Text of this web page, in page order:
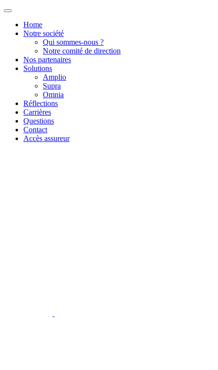
Home
Notre société
Qui sommes-nous ?
Notre comité de direction
Nos partenaires
Solutions
Amplio
Supra
Omnia
Réflections
Carrières
Questions
Contact
Accès assureur